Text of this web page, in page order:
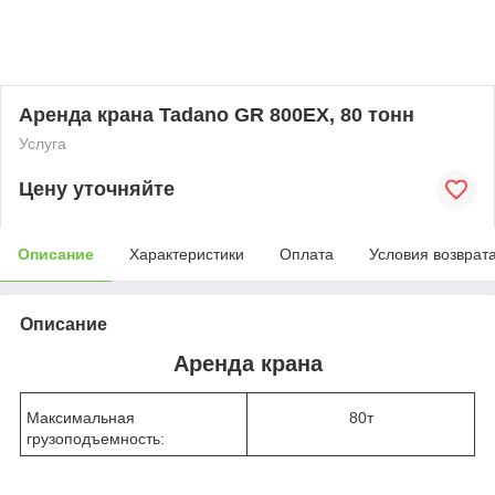
Аренда крана Tadano GR 800EX, 80 тонн
Услуга
Цену уточняйте
Описание Характеристики Оплата Условия
Описание
Аренда крана
Максимальная
грузоподъемность:
80т